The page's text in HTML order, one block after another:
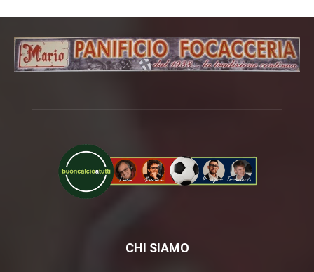
CHI SIAMO